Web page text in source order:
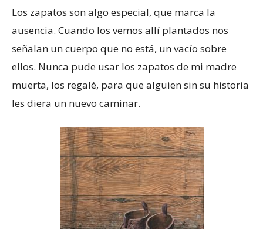
Los zapatos son algo especial, que marca la
ausencia. Cuando los vemos allí plantados nos
señalan un cuerpo que no está, un vacío sobre
ellos. Nunca pude usar los zapatos de mi madre
muerta, los regalé, para que alguien sin su historia
les diera un nuevo caminar.